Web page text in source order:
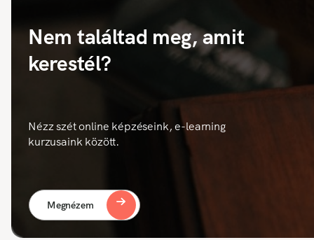
Nem találtad meg, amit
kerestél?
Nézz szét online képzéseink, e-learning
kurzusaink között.
Megnézem